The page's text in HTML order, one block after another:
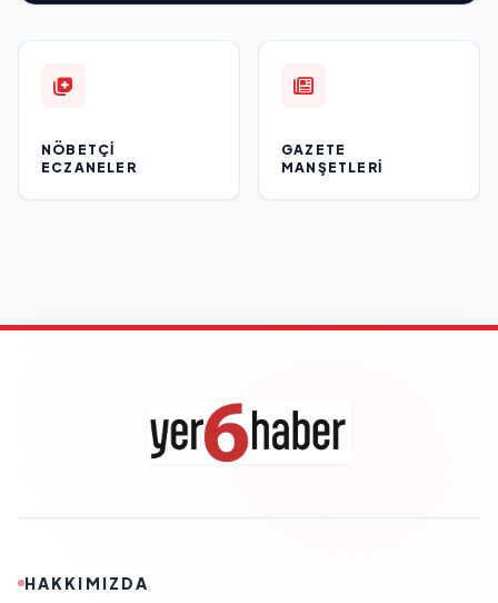
NÖBETÇI
ECZANELER
GAZETE
MANŞETLERI
HAKKIMIZDA